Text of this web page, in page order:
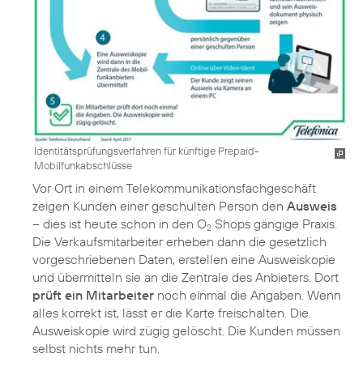
Identitätsprüfungsverfahren für künftige Prepaid-
Mobilfunkabschlüsse
Vor Ort in einem Telekommunikationsfachgeschäft
zeigen Kunden einer geschulten Person den Ausweis
– dies ist heute schon in den O2 Shops gängige Praxis.
Die Verkaufsmitarbeiter erheben dann die gesetzlich
vorgeschriebenen Daten, erstellen eine Ausweiskopie
und übermitteln sie an die Zentrale des Anbieters. Dort
prüft ein Mitarbeiter noch einmal die Angaben. Wenn
alles korrekt ist, lässt er die Karte freischalten. Die
Ausweiskopie wird zügig gelöscht. Die Kunden müssen
selbst nichts mehr tun.